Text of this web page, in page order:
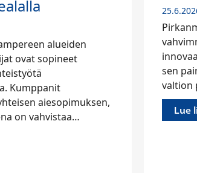
25.6.2026
vahvimmista tutkimus-, kehitys- ja
innovaatiotoiminnan keskittymistä, ja
sen painoarvon on näyttävä myös
valtion päätöksissä. Tampereen…
Lue lisää